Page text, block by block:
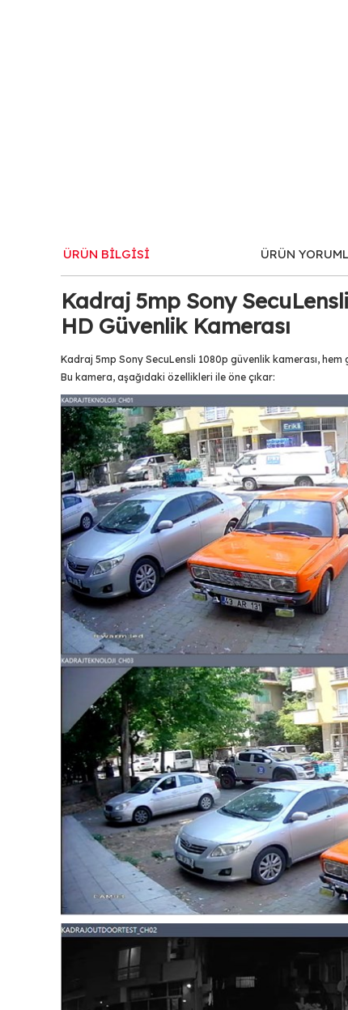
ÜRÜN BİLGİSİ ÜRÜN
Kadraj 5mp Sony
HD Güvenlik Kamerası
Kadraj 5mp Sony SecuLensli 1080p güvenlik kamerası,
Bu kamera, aşağıdaki özellikleri ile öne çıkar: